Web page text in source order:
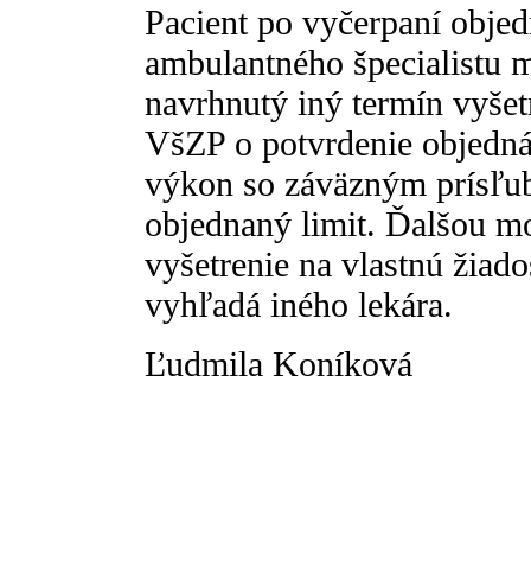
Pacient po vyčerpaní
ambulantného špecialistu
navrhnutý iný termín
VšZP o potvrdenie
výkon so záväzným
objednaný limit. Ďalšou
vyšetrenie na vlastnú
vyhľadá iného lekára.
Ľudmila Koníková